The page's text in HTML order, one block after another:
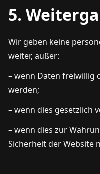
5.
Wir geben keine
weiter, außer:
– wenn Daten freiwillig
werden;
– wenn dies gesetzlich
– wenn dies zur
Sicherheit der Website